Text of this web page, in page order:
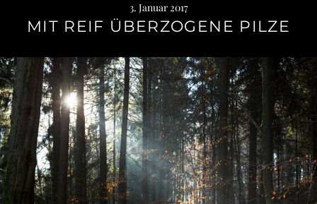
3. Januar 2017
MIT REIF ÜBERZOGENE PILZE